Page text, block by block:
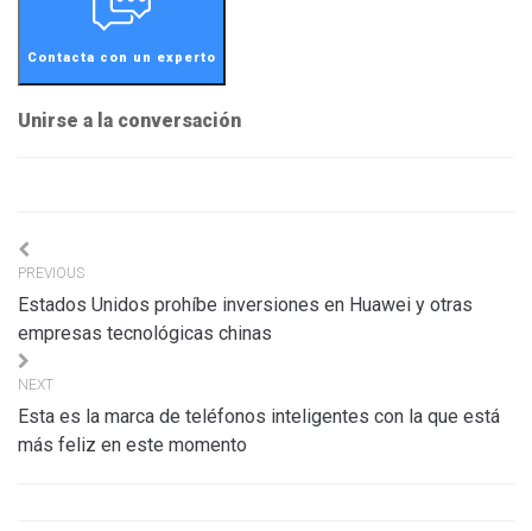
Contacta con un experto
Unirse a la conversación
Navigation
de
l’article
PREVIOUS
Estados Unidos prohíbe inversiones en Huawei y otras
empresas tecnológicas chinas
NEXT
Esta es la marca de teléfonos inteligentes con la que está
más feliz en este momento